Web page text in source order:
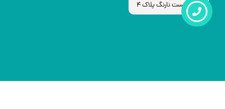
لباف، بن‌بست نارنگ پلاک 4